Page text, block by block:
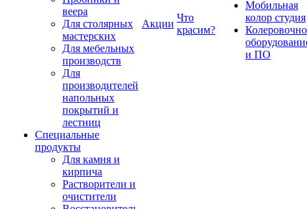
веера
Для столярных
мастерских
Для мебельных
производств
Для
производителей
напольных
покрытий и
лестниц
Специальные
продукты
Для камня и
кирпича
Растворители и
очистители
Акции
Что
красим?
Мобильная
колор студия
и ПО